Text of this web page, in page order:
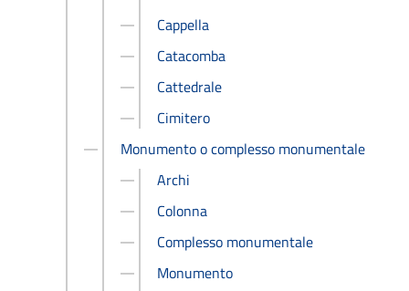
Cappella
Catacomba
Cattedrale
Cimitero
Monumento o complesso monumentale
Archi
Colonna
Complesso monumentale
Monumento